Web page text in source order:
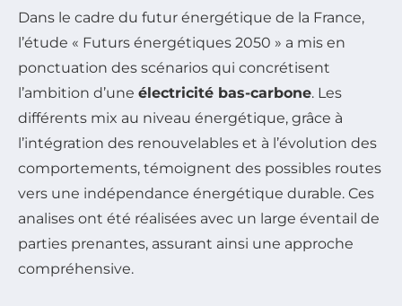
Dans le cadre du futur énergétique de la France,
l’étude « Futurs énergétiques 2050 » a mis en
ponctuation des scénarios qui concrétisent
l’ambition d’une électricité bas-carbone. Les
différents mix au niveau énergétique, grâce à
l’intégration des renouvelables et à l’évolution des
comportements, témoignent des possibles routes
vers une indépendance énergétique durable. Ces
analises ont été réalisées avec un large éventail de
parties prenantes, assurant ainsi une approche
compréhensive.